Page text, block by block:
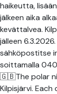
haikeutta,
jälkeen aika
kevättalvea.
jälleen
sähköpostitse
soittamalla 040
🇬🇧The polar
Kilpisjärvi.